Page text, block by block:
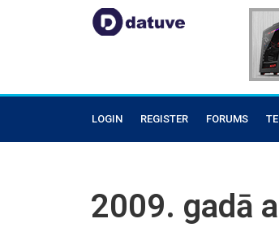
LOGIN REGISTER FORUMS
2009. gadā